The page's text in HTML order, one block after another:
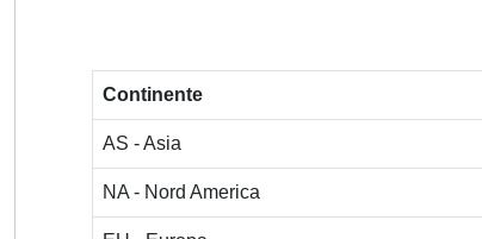
Continente
AS - Asia
NA - Nord America